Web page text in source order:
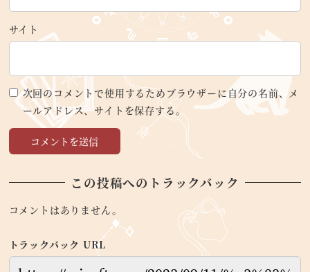
サイト
次回のコメントで使用するためブラウザーに自分の名前、メ
ールアドレス、サイトを保存する。
この投稿へのトラックバック
コメントはありません。
トラックバック URL